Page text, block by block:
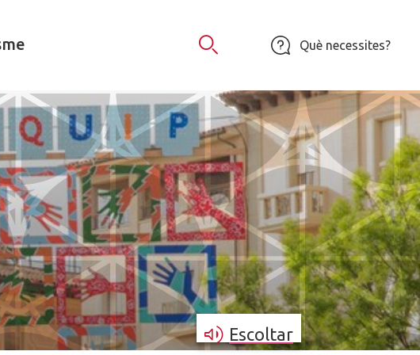
Obrir Cercador
Què necessites?
Escoltar